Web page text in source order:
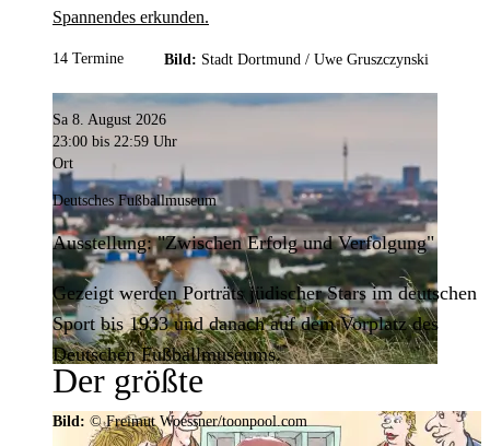
Spannendes erkunden.
Bild: Stadt Dortmund / Uwe Gruszczynski
Der größte
Veranstaltungskalender der
14 Termine
Sa 8. August 2026
23:00 bis 22:59 Uhr
Ort
Deutsches Fußballmuseum
Ausstellung: "Zwischen Erfolg und Verfolgung"
Gezeigt werden Porträts jüdischer Stars im deutschen
Sport bis 1933 und danach auf dem Vorplatz des
Deutschen Fußballmuseums.
Bild: © Freimut Woessner/toonpool.com